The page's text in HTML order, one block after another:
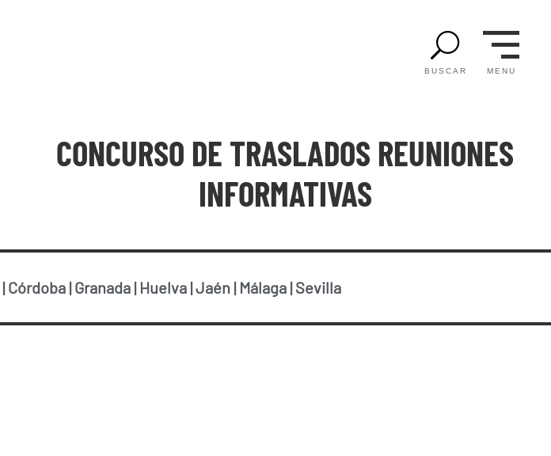
U
BUSCAR MENU
CONCURSO DE TRASLADOS REUNIONES
INFORMATIVAS
|Córdoba |Granada | Huelva |Jaén | Málaga |Sevilla